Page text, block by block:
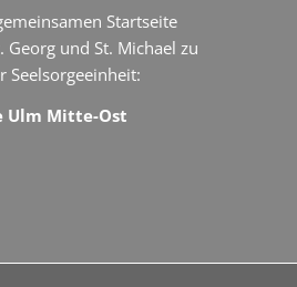
Startseite
Georg und St. Michael zu
Seelsorgeeinheit:
Ulm Mitte-Ost